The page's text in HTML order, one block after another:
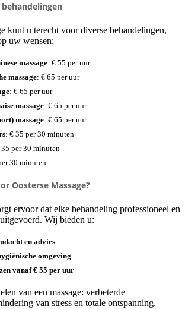
behandelingen
kunt u terecht voor diverse behandelingen,
uw wensen:
massage: € 55 per uur
massage: € 65 per uur
: € 65 per uur
massage: € 65 per uur
massage: € 65 per uur
: € 35 per 30 minuten
35 per 30 minuten
30 minuten
Oosterse Massage?
ervoor dat elke behandeling professioneel en
Wij bieden u:
en advies
omgeving
vanaf € 55 per uur
van een massage: verbeterde
van stress en totale ontspanning.